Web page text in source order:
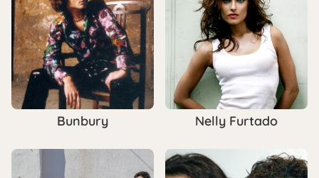
Bunbury Nelly Furtado